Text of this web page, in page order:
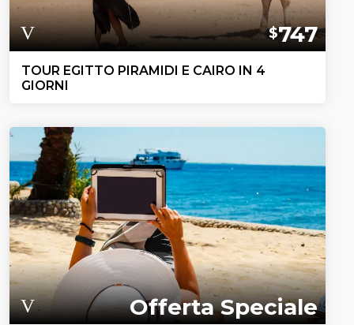
$747
TOUR EGITTO PIRAMIDI E CAIRO IN 4
GIORNI
Offerta Speciale